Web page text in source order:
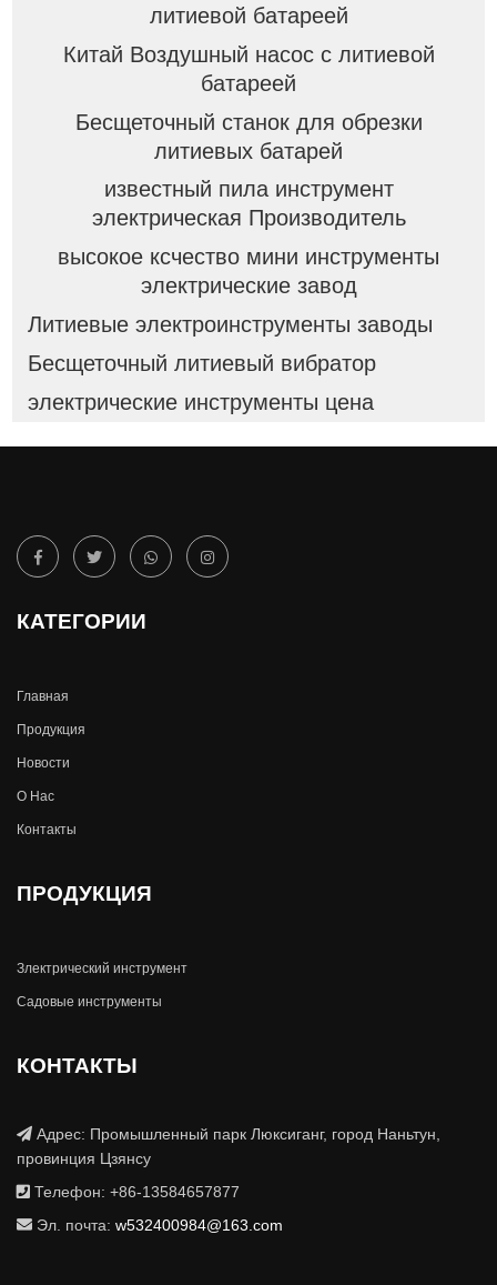
литиевой батареей
Китай Воздушный насос с литиевой
батареей
Бесщеточный станок для обрезки
литиевых батарей
известный пила инструмент
электрическая Производитель
высокое ксчество мини инструменты
электрические завод
Литиевые электроинструменты заводы
Бесщеточный литиевый вибратор
электрические инструменты цена
КАТЕГОРИИ
Главная
Продукция
Новости
О Hас
Контакты
ПРОДУКЦИЯ
Злектрический инструмент
Садовые инструменты
КОНТАКТЫ
Адрес: Промышленный парк Люксиганг, город Наньтун,
провинция Цзянсу
Телефон: +86-13584657877
Эл. почта: w532400984@163.com